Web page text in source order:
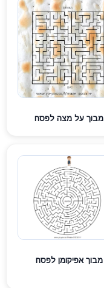
מבוך על מצה לפסח
מבוך אפיקומן לפסח